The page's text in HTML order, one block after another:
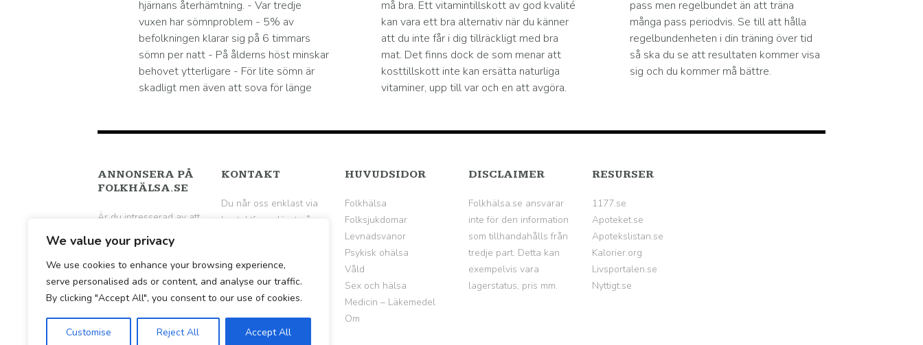
We value your privacy
We use cookies to enhance your browsing experience,
serve personalised ads or content, and analyse our traffic.
By clicking "Accept All", you consent to our use of cookies.
Customise Reject All Accept All
hjärnans återhämtning. - Var tredje
vuxen har sömnproblem - 5% av
befolkningen klarar sig på 6 timmars
sömn per natt - På ålderns höst minskar
behovet ytterligare - För lite sömn är
skadligt men även att sova för länge
må bra. Ett vitamintillskott av god kvalité
kan vara ett bra alternativ när du känner
att du inte får i dig tillräckligt med bra
mat. Det finns dock de som menar att
kosttillskott inte kan ersätta naturliga
vitaminer, upp till var och en att avgöra.
pass men regelbundet än att träna
många pass periodvis. Se till att hålla
regelbundenheten i din träning över tid
så ska du se att resultaten kommer visa
sig och du kommer må bättre.
ANNONSERA PÅ
FOLKHÄLSA.SE
Är du intresserad av att
annonsera på
Folkhälsa.se? Hör av dig
till oss per mail för en
vidare diskussion.
KONTAKT
Du når oss enklast via
kontaktformuläret på
HUVUDSIDOR
Folkhälsa
Folksjukdomar
Levnadsvanor
Psykisk ohälsa
Våld
Sex och hälsa
Medicin – Läkemedel
Om
DISCLAIMER
Folkhälsa.se ansvarar
inte för den information
som tillhandahålls från
tredje part. Detta kan
exempelvis vara
lagerstatus, pris mm.
RESURSER
1177.se
Apoteket.se
Apotekslistan.se
Kalorier.org
Livsportalen.se
Nyttigt.se